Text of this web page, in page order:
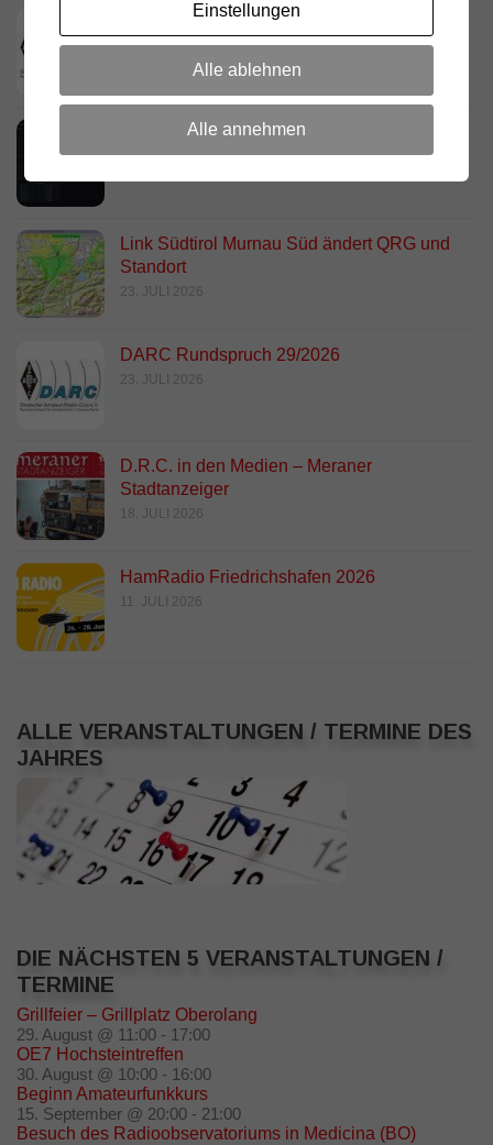
Deutschland Rundspruch 30/2026
2. AUGUST 2026
Neues dashboard für APRS Digi
28. JULI 2026
Link Südtirol Murnau Süd ändert QRG und
Standort
23. JULI 2026
DARC Rundspruch 29/2026
23. JULI 2026
D.R.C. in den Medien – Meraner
Stadtanzeiger
18. JULI 2026
HamRadio Friedrichshafen 2026
11. JULI 2026
ALLE VERANSTALTUNGEN / TERMINE DES
JAHRES
DIE NÄCHSTEN 5 VERANSTALTUNGEN /
TERMINE
Grillfeier – Grillplatz Oberolang
29. August @ 11:00 - 17:00
OE7 Hochsteintreffen
30. August @ 10:00 - 16:00
Beginn Amateurfunkkurs
15. September @ 20:00 - 21:00
Besuch des Radioobservatoriums in Medicina (BO)
Einstellungen
Alle ablehnen
Alle annehmen